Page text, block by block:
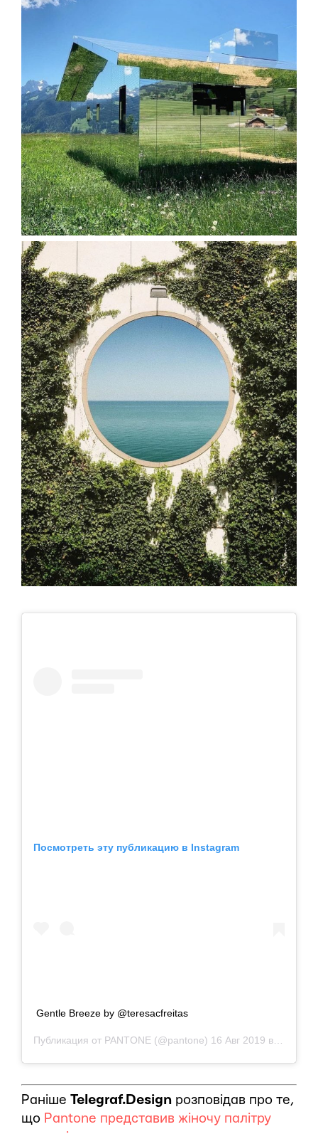
Посмотреть эту публикацию в Instagram
Gentle Breeze by @teresacfreitas
Публикация от PANTONE (@pantone) 16 Авг 2019 в 6:15 PDT
Раніше Telegraf.Design розповідав про те,
що Pantone представив жіночу палітру